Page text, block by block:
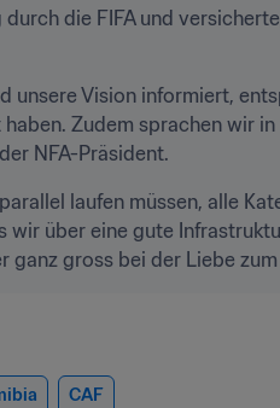
die FIFA und
unsere Vision informiert,
Zudem sprachen wir
NFA-Präsident.
laufen müssen, alle
über eine gute
gross bei der Liebe zum
CAF